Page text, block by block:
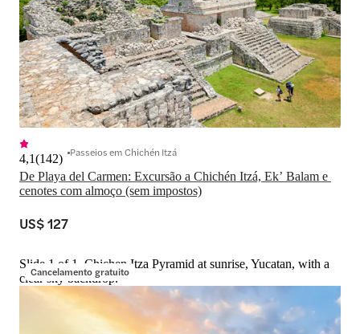
De Playa del Carmen: Excursão a Chichén Itzá, Ekʼ Balam e
cenotes com almoço (sem impostos)
4,1(142) Passeios em Chichén Itzá
US$ 127
Cancelamento gratuito
Slide 1 of 1, Chichen Itza Pyramid at sunrise, Yucatan, with a
clear sky backdrop.